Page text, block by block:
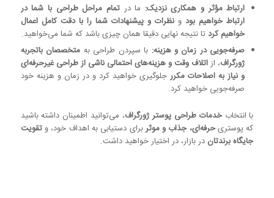
ارتباط مؤثر و همکاری نزدیک: ما درتمام مراحل طراحی با شما در
ارتباط خواهیم بودو نظرات و پیشنهادات شما را با دقت کامل اعمال
خواهیم کردتا نتیجه نهایی دقیقا همان چیزی باشد که شما می‌خواهید.
صرفه‌جویی در زمان و هزینه: با سپردن طراحی به متخصصان باتجربه
ژورگراف، ازاتلاف وقت و هزینه‌های احتمالی ناشی از طراحی غیرحرفه‌ای
و نیاز به اصلاحات مکررجلوگیری خواهید کرد و در زمان و هزینه خود
صرفه‌جویی خواهید کرد.
با انتخابخدمات طراحی پوستر ژورگراف، می‌توانید اطمینان داشته باشید
که پوستریحرفه‌ای، جذاب و موثربرای دستیابی به اهداف خود، وتقویت
جایگاه برندتان در بازار، در اختیار خواهید داشت.